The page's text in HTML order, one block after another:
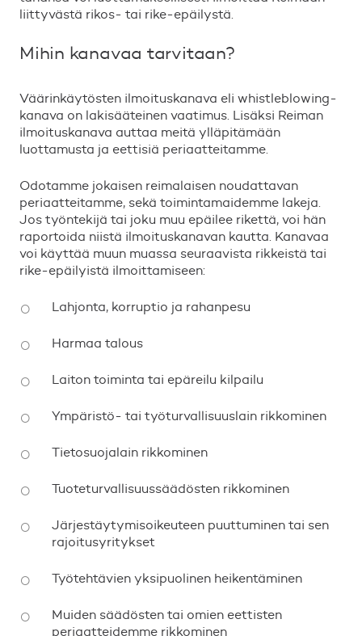
liittyvästä rikos- tai rike-epäilystä.
Mihin kanavaa tarvitaan?
Väärinkäytösten ilmoituskanava eli whistleblowing-
kanava on lakisääteinen vaatimus. Lisäksi Reiman
ilmoituskanava auttaa meitä ylläpitämään
luottamusta ja eettisiä periaatteitamme.
Odotamme jokaisen reimalaisen noudattavan
periaatteitamme, sekä toimintamaidemme lakeja.
Jos työntekijä tai joku muu epäilee rikettä, voi hän
raportoida niistä ilmoituskanavan kautta. Kanavaa
voi käyttää muun muassa seuraavista rikkeistä tai
rike-epäilyistä ilmoittamiseen:
Lahjonta, korruptio ja rahanpesu
Harmaa talous
Laiton toiminta tai epäreilu kilpailu
Ympäristö- tai työturvallisuuslain rikkominen
Tietosuojalain rikkominen
Tuoteturvallisuussäädösten rikkominen
Järjestäytymisoikeuteen puuttuminen tai sen
rajoitusyritykset
Työtehtävien yksipuolinen heikentäminen
Muiden säädösten tai omien eettisten
periaatteidemme rikkominen